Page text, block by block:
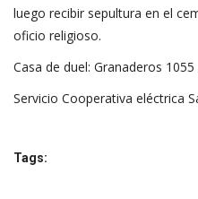
luego recibir sepultura en el
oficio religioso.
Casa de duel: Granaderos
Servicio Cooperativa eléctrica
Tags: